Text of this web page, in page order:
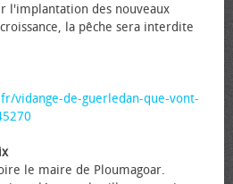
l'implantation des nouveaux
la pêche sera interdite
vidange-de-guerledan-que-vont-
le maire de Ploumagoar.